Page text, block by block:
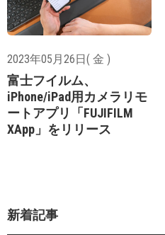
2023年05月26日( 金 )
富士フイルム、
iPhone/iPad用カメラリモ
ートアプリ「FUJIFILM
XApp」をリリース
新着記事